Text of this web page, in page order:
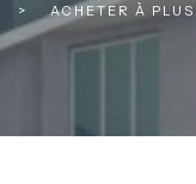
> ACHETER À